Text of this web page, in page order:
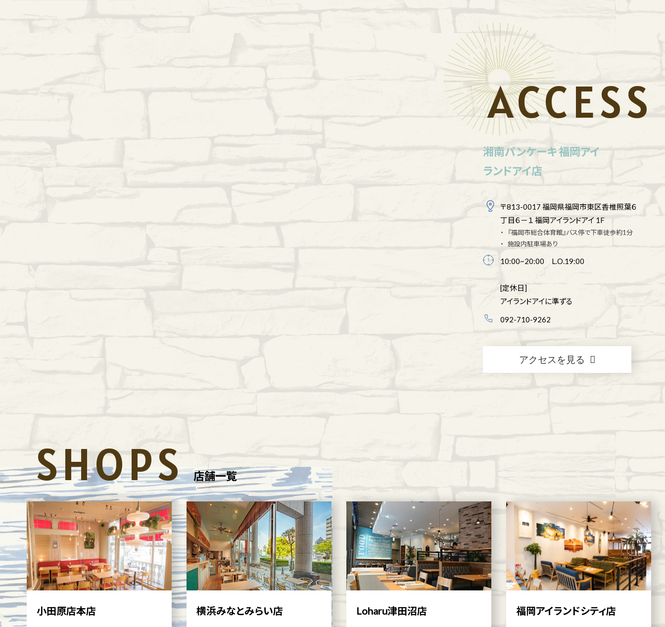
ACCESS
湘南パンケーキ 福岡アイ
ランドアイ店
〒813-0017 福岡県福岡市東区香椎照葉６
丁目６－１ 福岡アイランドアイ 1F
『福岡市総合体育館』バス停で下車徒歩約1分
施設内駐車場あり
10:00~20:00 L.O.19:00
[定休日]
アイランドアイに準ずる
092-710-9262
アクセスを見る
SHOPS 店舗一覧
小田原店本店 横浜みなとみらい店 Loharu津田沼店 福岡アイランドシティ店